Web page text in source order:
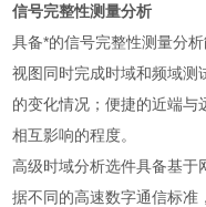
信号完整性测量分析
具备*的信号完整性测量分
视图同时完成时域和频域测
的变化情况；便捷的近端与
相互影响的程度。
高级时域分析选件具备基于
据不同的高速数字通信标准